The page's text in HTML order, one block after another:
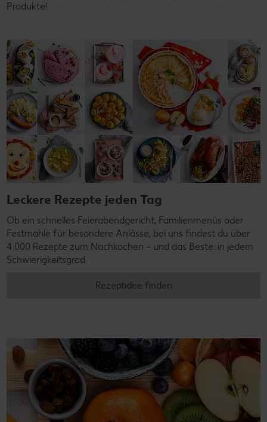
Produkte!
Leckere Rezepte jeden Tag
Ob ein schnelles Feierabendgericht, Familienmenüs oder
Festmahle für besondere Anlässe, bei uns findest du über
4.000 Rezepte zum Nachkochen – und das Beste: in jedem
Schwierigkeitsgrad.
Rezeptidee finden